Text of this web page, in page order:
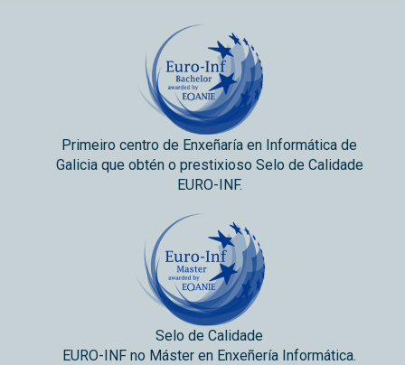
Primeiro centro de Enxeñaría en Informática de
Galicia que obtén o prestixioso Selo de Calidade
EURO-INF.
Selo de Calidade
EURO-INF no Máster en Enxeñería Informática.